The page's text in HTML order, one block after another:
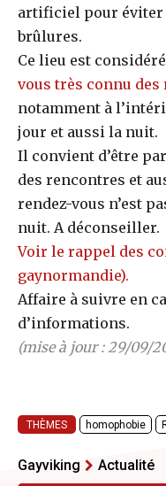
artificiel pour éviter
brûlures.
Ce lieu est
vous très connu
notamment à
jour et aussi la nuit.
Il convient d’être
des rencontres et
rendez-vous n’est
nuit. A déconseiller.
Voir le rappel des
gaynormandie).
Affaire à suivre en
d’informations.
(mise à jour : 29/09/
THÈMES homophobie
Gayviking Actualité